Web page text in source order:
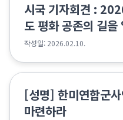
시국 기자회견 :
도 평화 공존의 길을
작성일: 2026.02.10.
[성명] 한미연합군
마련하라